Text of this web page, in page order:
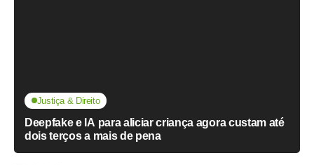
Justiça & Direito
Deepfake e IA para aliciar criança agora custam até
dois terços a mais de pena